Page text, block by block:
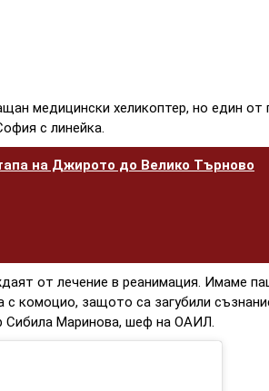
медицински хеликоптер, но един
с линейка.
на Джирото до Велико Търново
от лечение в реанимация. Имаме
с комоцио, защото са загубили
Сибила Маринова, шеф на ОАИЛ.